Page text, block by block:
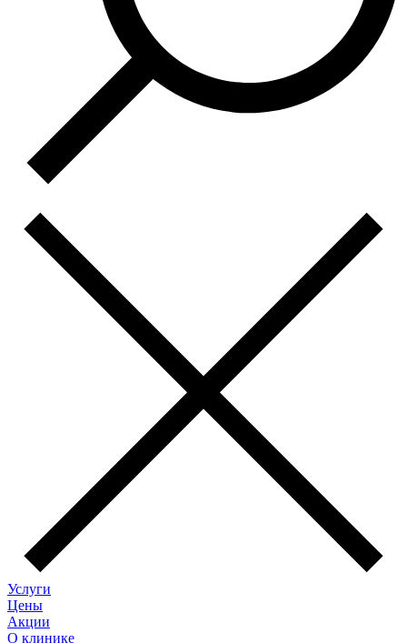
Услуги
Цены
Акции
О клинике